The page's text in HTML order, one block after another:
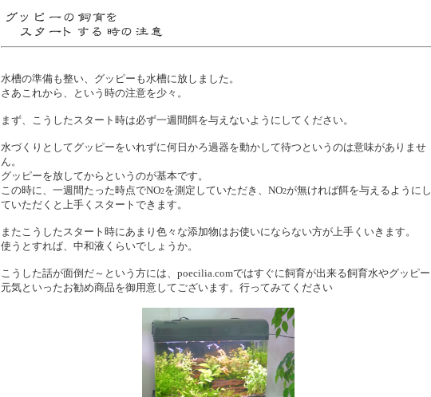
水槽の準備も整い、グッピーも水槽に放しました。
さあこれから、という時の注意を少々。
まず、こうしたスタート時は必ず一週間餌を与えないようにしてください。
水づくりとしてグッピーをいれずに何日かろ過器を動かして待つというのは意味がありませ
ん。
グッピーを放してからというのが基本です。
この時に、一週間たった時点でNO2を測定していただき、NO2が無ければ餌を与えるようにし
ていただくと上手くスタートできます。
またこうしたスタート時にあまり色々な添加物はお使いにならない方が上手くいきます。
使うとすれば、中和液くらいでしょうか。
こうした話が面倒だ～という方には、 poecilia.comではすぐに飼育が出来る飼育水やグッピー
元気といったお勧め商品を御用意してございます。行ってみてください